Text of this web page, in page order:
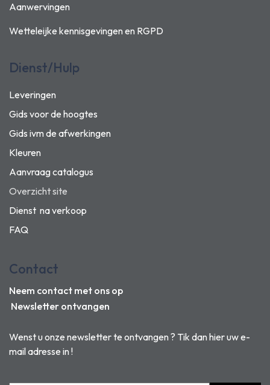
Aanwervingen
Wetteleijke kennisgevingen en RGPD
Dienst/Hulp
Leveringen
Gids voor de hoogtes
Gids ivm de afwerkingen
Kleuren
Aanvraag catalogus
Overzicht site
Dienst na verkoop
FAQ
Wenst u onze newsletter te ontvangen ? Tik dan hier uw e-
mail adresse in !
Contact
Neem contact met ons op
Newsletter ontvangen